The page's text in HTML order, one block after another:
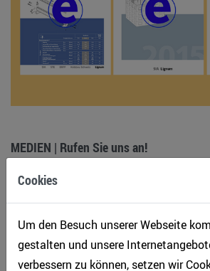
Cookies
Um den Besuch unserer Webseite
gestalten und unsere
verbessern zu können, setzen wir
MEDIEN | Rufen Sie uns an!